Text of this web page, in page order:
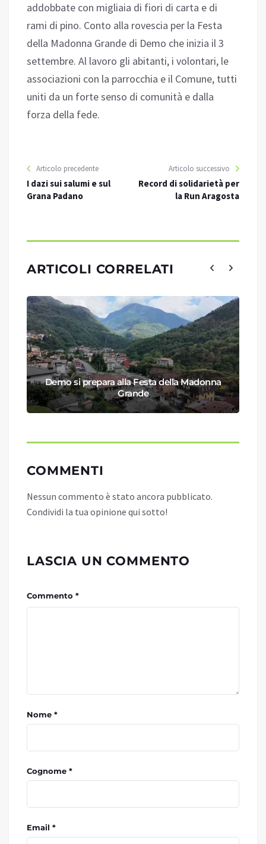
addobbate con migliaia di fiori di carta e di
rami di pino. Conto alla rovescia per la Festa
della Madonna Grande di Demo che inizia il 3
settembre. Al lavoro gli abitanti, i volontari, le
associazioni con la parrocchia e il Comune, tutti
uniti da un forte senso di comunità e dalla
forza della fede.
Articolo precedente
I dazi sui salumi e sul
Grana Padano
Articolo successivo
Record di solidarietà per
la Run Aragosta
ARTICOLI CORRELATI
Demo si prepara alla Festa della Madonna
Grande
COMMENTI
Nessun commento è stato ancora pubblicato.
Condividi la tua opinione qui sotto!
LASCIA UN COMMENTO
Commento *
Nome *
Cognome *
Email *